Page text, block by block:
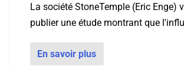
La société StoneTemple (Eric Enge)
publier une étude montrant que
En savoir plus